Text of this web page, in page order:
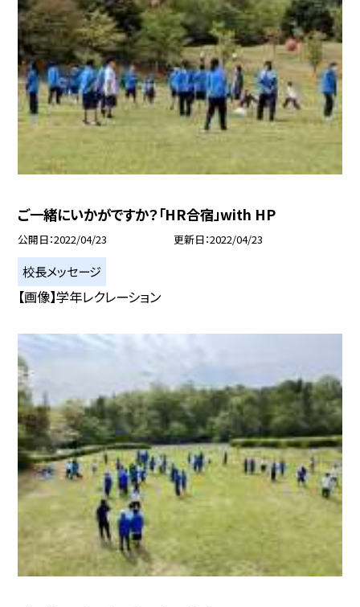
ご一緒にいかがですか？「HR合宿」with HP
公開日 2022/04/23 更新日 2022/04/23
校長メッセージ
【画像】学年レクレーション